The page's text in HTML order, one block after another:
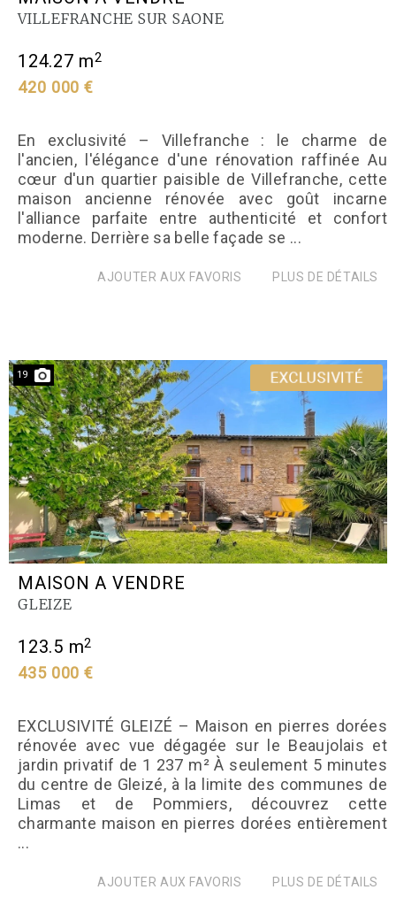
VILLEFRANCHE SUR SAONE
124.27 m2
420 000 €
En exclusivité – Villefranche : le charme de
l'ancien, l'élégance d'une rénovation raffinée Au
cœur d'un quartier paisible de Villefranche, cette
maison ancienne rénovée avec goût incarne
l'alliance parfaite entre authenticité et confort
moderne. Derrière sa belle façade se ...
AJOUTER AUX FAVORIS PLUS DE DÉTAILS
19
MAISON A VENDRE
GLEIZE
123.5 m2
435 000 €
EXCLUSIVITÉ GLEIZÉ – Maison en pierres dorées
rénovée avec vue dégagée sur le Beaujolais et
jardin privatif de 1 237 m² À seulement 5 minutes
du centre de Gleizé, à la limite des communes de
Limas et de Pommiers, découvrez cette
charmante maison en pierres dorées entièrement
...
AJOUTER AUX FAVORIS PLUS DE DÉTAILS